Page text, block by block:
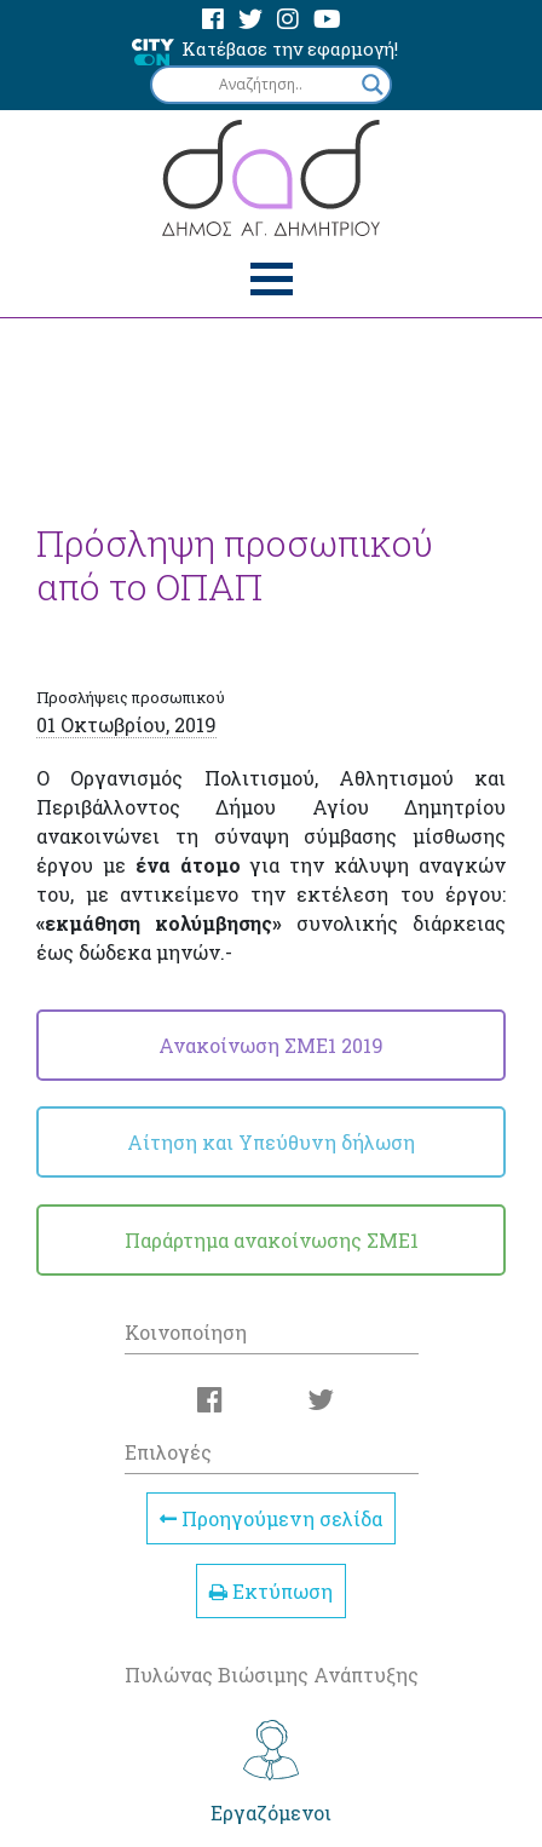
Κατέβασε την εφαρμογή!
Πρόσληψη προσωπικού
από το ΟΠΑΠ
Προσλήψεις προσωπικού
01 Οκτωβρίου, 2019
Ο Οργανισμός Πολιτισμού, Αθλητισμού και
Περιβάλλοντος Δήμου Αγίου Δημητρίου
ανακοινώνει τη σύναψη σύμβασης μίσθωσης
έργου με ένα άτομο για την κάλυψη αναγκών
του, με αντικείμενο την εκτέλεση του έργου:
«εκμάθηση κολύμβησης» συνολικής διάρκειας
έως δώδεκα μηνών.-
Ανακοίνωση ΣΜΕ1 2019
Αίτηση και Υπεύθυνη δήλωση
Παράρτημα ανακοίνωσης ΣΜΕ1
Κοινοποίηση
Επιλογές
Προηγούμενη σελίδα
Εκτύπωση
Πυλώνας Βιώσιμης Ανάπτυξης
Εργαζόμενοι